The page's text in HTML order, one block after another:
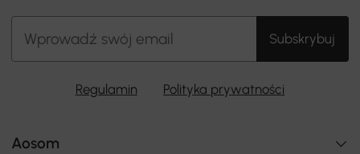
Subskrybuj
Regulamin Polityka prywatności
Aosom